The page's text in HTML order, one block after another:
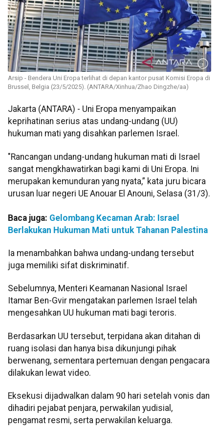
Arsip - Bendera Uni Eropa terlihat di depan kantor pusat Komisi Eropa di
Brussel, Belgia (23/5/2025). (ANTARA/Xinhua/Zhao Dingzhe/aa)
Jakarta (ANTARA) - Uni Eropa menyampaikan
keprihatinan serius atas undang-undang (UU)
hukuman mati yang disahkan parlemen Israel.
"Rancangan undang-undang hukuman mati di Israel
sangat mengkhawatirkan bagi kami di Uni Eropa. Ini
merupakan kemunduran yang nyata,” kata juru bicara
urusan luar negeri UE Anouar El Anouni, Selasa (31/3).
Baca juga: Gelombang Kecaman Arab: Israel
Berlakukan Hukuman Mati untuk Tahanan Palestina
Ia menambahkan bahwa undang-undang tersebut
juga memiliki sifat diskriminatif.
Sebelumnya, Menteri Keamanan Nasional Israel
Itamar Ben-Gvir mengatakan parlemen Israel telah
mengesahkan UU hukuman mati bagi teroris.
Berdasarkan UU tersebut, terpidana akan ditahan di
ruang isolasi dan hanya bisa dikunjungi pihak
berwenang, sementara pertemuan dengan pengacara
dilakukan lewat video.
Eksekusi dijadwalkan dalam 90 hari setelah vonis dan
dihadiri pejabat penjara, perwakilan yudisial,
pengamat resmi, serta perwakilan keluarga.